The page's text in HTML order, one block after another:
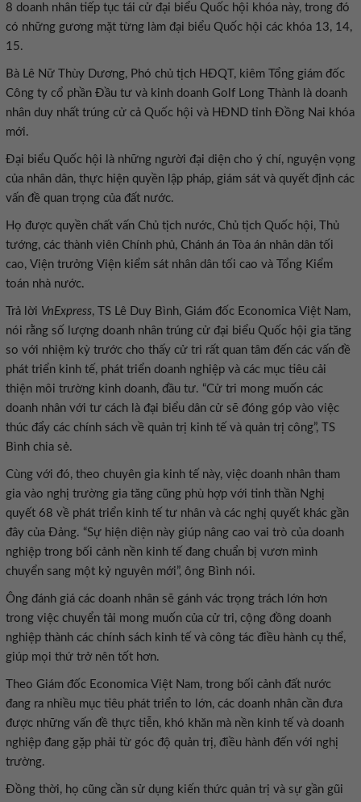
8 doanh nhân tiếp tục tái cử đại biểu Quốc hội khóa này, trong đó
có những gương mặt từng làm đại biểu Quốc hội các khóa 13, 14,
15.
Bà Lê Nữ Thùy Dương, Phó chủ tịch HĐQT, kiêm Tổng giám đốc
Công ty cổ phần Đầu tư và kinh doanh Golf Long Thành là doanh
nhân duy nhất trúng cử cả Quốc hội và HĐND tỉnh Đồng Nai khóa
mới.
Đại biểu Quốc hội là những người đại diện cho ý chí, nguyện vọng
của nhân dân, thực hiện quyền lập pháp, giám sát và quyết định các
vấn đề quan trọng của đất nước.
Họ được quyền chất vấn Chủ tịch nước, Chủ tịch Quốc hội, Thủ
tướng, các thành viên Chính phủ, Chánh án Tòa án nhân dân tối
cao, Viện trưởng Viện kiểm sát nhân dân tối cao và Tổng Kiểm
toán nhà nước.
Trả lời VnExpress, TS Lê Duy Bình, Giám đốc Economica Việt Nam,
nói rằng số lượng doanh nhân trúng cử đại biểu Quốc hội gia tăng
so với nhiệm kỳ trước cho thấy cử tri rất quan tâm đến các vấn đề
phát triển kinh tế, phát triển doanh nghiệp và các mục tiêu cải
thiện môi trường kinh doanh, đầu tư. “Cử tri mong muốn các
doanh nhân với tư cách là đại biểu dân cử sẽ đóng góp vào việc
thúc đẩy các chính sách về quản trị kinh tế và quản trị công”, TS
Bình chia sẻ.
Cùng với đó, theo chuyên gia kinh tế này, việc doanh nhân tham
gia vào nghị trường gia tăng cũng phù hợp với tinh thần Nghị
quyết 68 về phát triển kinh tế tư nhân và các nghị quyết khác gần
đây của Đảng. “Sự hiện diện này giúp nâng cao vai trò của doanh
nghiệp trong bối cảnh nền kinh tế đang chuẩn bị vươn mình
chuyển sang một kỷ nguyên mới”, ông Bình nói.
Ông đánh giá các doanh nhân sẽ gánh vác trọng trách lớn hơn
trong việc chuyển tải mong muốn của cử tri, cộng đồng doanh
nghiệp thành các chính sách kinh tế và công tác điều hành cụ thể,
giúp mọi thứ trở nên tốt hơn.
Theo Giám đốc Economica Việt Nam, trong bối cảnh đất nước
đang ra nhiều mục tiêu phát triển to lớn, các doanh nhân cần đưa
được những vấn đề thực tiễn, khó khăn mà nền kinh tế và doanh
nghiệp đang gặp phải từ góc độ quản trị, điều hành đến với nghị
trường.
Đồng thời, họ cũng cần sử dụng kiến thức quản trị và sự gần gũi